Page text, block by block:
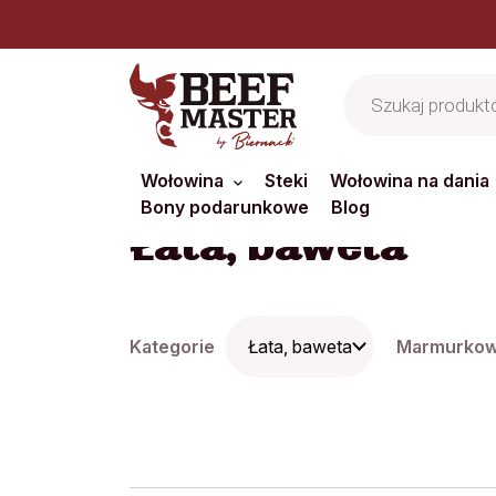
Jesteś z branży
produktów
Wołowina Steki Wołowina na dania
Bony podarunkowe
Blog
Strona główna / Łata, baweta
Łata, baweta
Kategorie